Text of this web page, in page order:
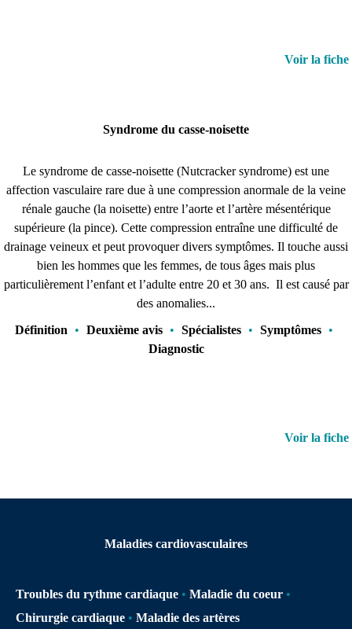
Voir la fiche
Syndrome du casse-noisette
Le syndrome de casse-noisette (Nutcracker syndrome) est une
affection vasculaire rare due à une compression anormale de la veine
rénale gauche (la noisette) entre l’aorte et l’artère mésentérique
supérieure (la pince). Cette compression entraîne une difficulté de
drainage veineux et peut provoquer divers symptômes. Il touche aussi
bien les hommes que les femmes, de tous âges mais plus
particulièrement l’enfant et l’adulte entre 20 et 30 ans. Il est causé par
des anomalies...
Définition
• Deuxième avis • Spécialistes • Symptômes •
Diagnostic
Voir la fiche
Maladies cardiovasculaires
Troubles du rythme cardiaque • Maladie du coeur •
Chirurgie cardiaque • Maladie des artères